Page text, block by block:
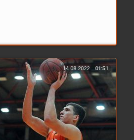
14.08.2022. 01:51